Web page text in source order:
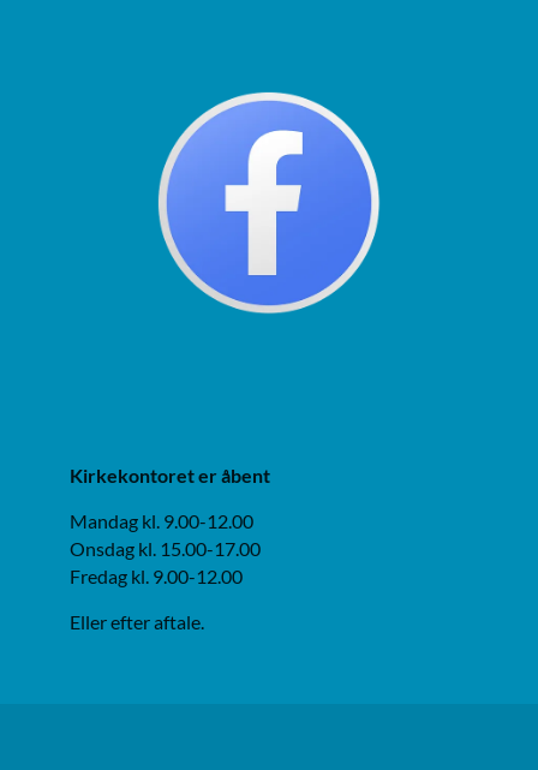
Kirkekontoret er åbent
Mandag kl. 9.00-12.00
Onsdag kl. 15.00-17.00
Fredag kl. 9.00-12.00
Eller efter aftale.